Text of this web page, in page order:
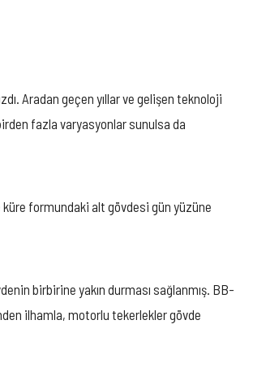
Aradan geçen yıllar ve gelişen teknoloji
fazla varyasyonlar sunulsa da
formundaki alt gövdesi gün yüzüne
birbirine yakın durması sağlanmış. BB-
ilhamla, motorlu tekerlekler gövde